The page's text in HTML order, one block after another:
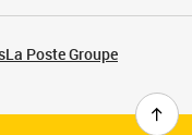
La Poste Groupe